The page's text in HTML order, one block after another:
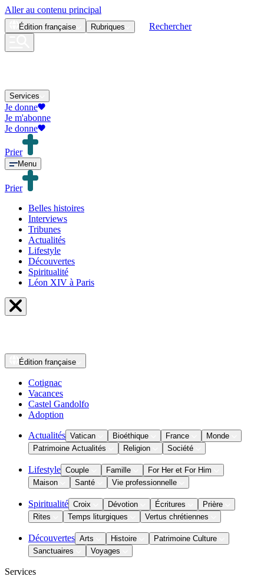
Aller au contenu principal
Édition française Rubriques Rechercher
Services
Je donne
Je m'abonne
Je donne
Prier
Menu
Prier
Belles histoires
Interviews
Tribunes
Actualités
Lifestyle
Découvertes
Spiritualité
Léon XIV à Paris
Édition française
Cotignac
Vacances
Castel Gandolfo
Adoption
Actualités Vatican Bioéthique France
Monde
Patrimoine Actualités
Religion Société
Lifestyle Couple Famille
For Her et For Him
Maison
Santé Vie professionnelle
Spiritualité Croix Dévotion Écritures
Prière
Rites
Temps liturgiques Vertus chrétiennes
Découvertes Arts Histoire
Patrimoine Culture
Sanctuaires
Voyages
Services